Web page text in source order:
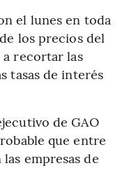
el lunes en toda
los precios del
recortar las
tasas de interés
de GAO
que entre
empresas de